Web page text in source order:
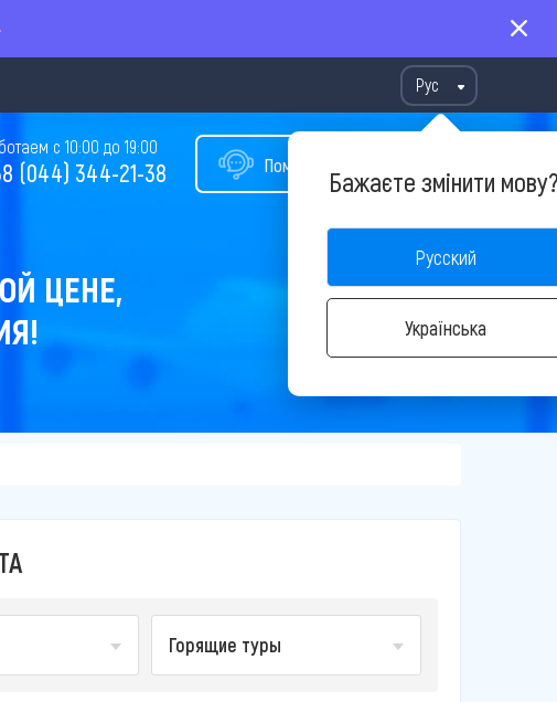
Рус
Бажаєте змінити
Русский
Українська
Помощь в подборе тура
с 10:00 до 19:00
(044) 344-21-38
ЦЕНЕ,
Горящие туры